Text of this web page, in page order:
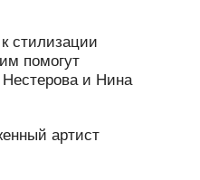
стилизации
помогут
и Нина
артист